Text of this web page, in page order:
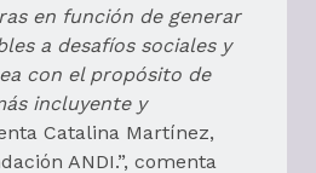
en función de generar
a desafíos sociales y
con el propósito de
incluyente y
Catalina Martínez,
ANDI.”, comenta